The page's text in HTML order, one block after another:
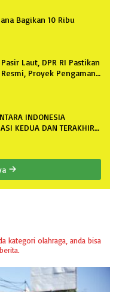
Bagikan 10 Ribu
Laut, DPR RI Pastikan
Proyek Pengaman
INDONESIA
KEDUA DAN TERAKHIR
kategori olahraga, anda bisa